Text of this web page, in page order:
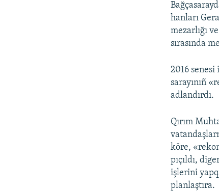
hanları
mezarlığı
sırasında
2016 senesi
sarayınıñ
adlandırdı.
Qırım
köre,
pıçıldı,
işlerini
planlaştıra.